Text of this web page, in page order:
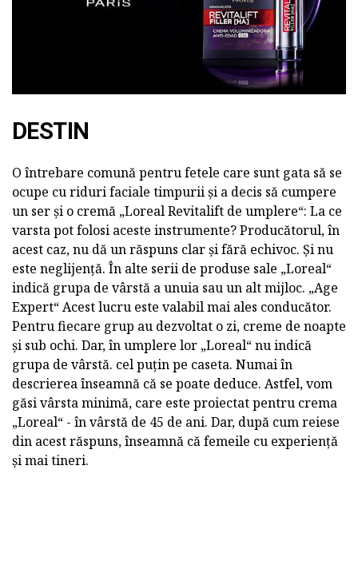
DESTIN
O întrebare comună pentru fetele care sunt gata să se
ocupe cu riduri faciale timpurii și a decis să cumpere
un ser și o cremă „Loreal Revitalift de umplere“: La ce
varsta pot folosi aceste instrumente? Producătorul, în
acest caz, nu dă un răspuns clar și fără echivoc. Și nu
este neglijență. În alte serii de produse sale „Loreal“
indică grupa de vârstă a unuia sau un alt mijloc. „Age
Expert“ Acest lucru este valabil mai ales conducător.
Pentru fiecare grup au dezvoltat o zi, creme de noapte
și sub ochi. Dar, în umplere lor „Loreal“ nu indică
grupa de vârstă. cel puțin pe caseta. Numai în
descrierea înseamnă că se poate deduce. Astfel, vom
găsi vârsta minimă, care este proiectat pentru crema
„Loreal“ - în vârstă de 45 de ani. Dar, după cum reiese
din acest răspuns, înseamnă că femeile cu experiență
și mai tineri.